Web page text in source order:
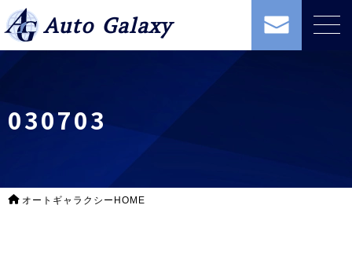
Auto Galaxy
030703
オートギャラクシーHOME